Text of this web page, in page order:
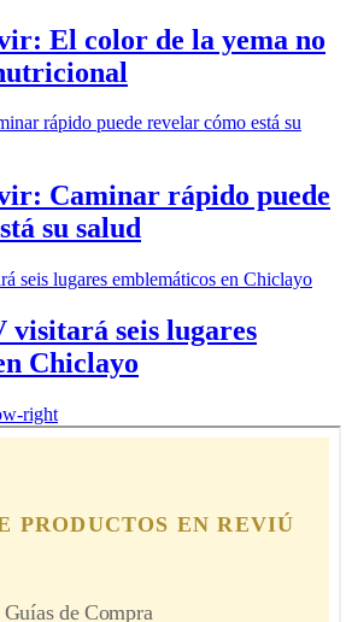
El color de la yema no
Caminar rápido puede
su salud
visitará seis lugares
Chiclayo